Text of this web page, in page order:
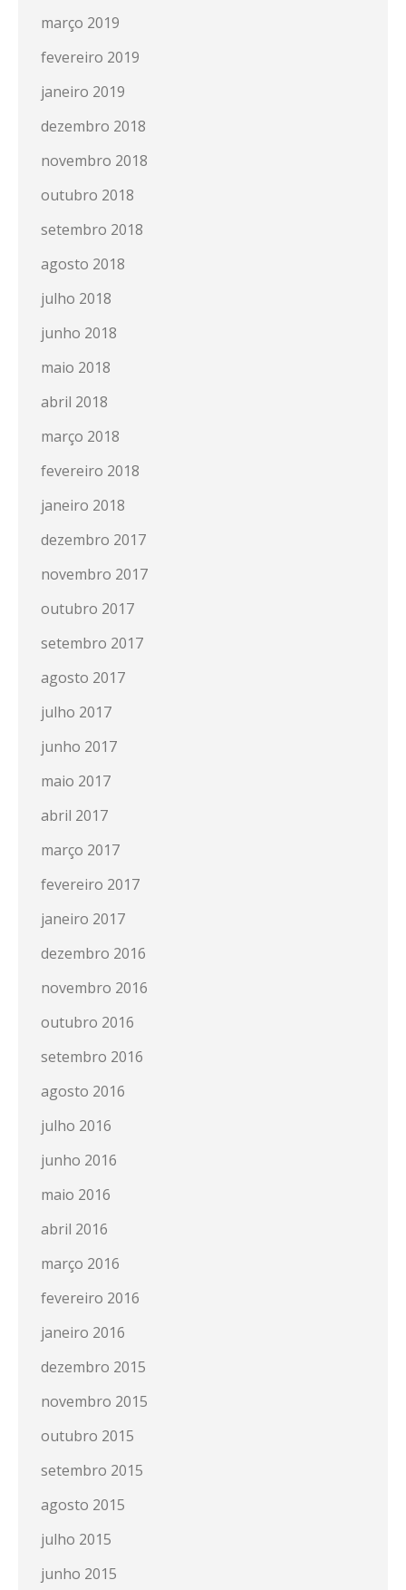
março 2019
fevereiro 2019
janeiro 2019
dezembro 2018
novembro 2018
outubro 2018
setembro 2018
agosto 2018
julho 2018
junho 2018
maio 2018
abril 2018
março 2018
fevereiro 2018
janeiro 2018
dezembro 2017
novembro 2017
outubro 2017
setembro 2017
agosto 2017
julho 2017
junho 2017
maio 2017
abril 2017
março 2017
fevereiro 2017
janeiro 2017
dezembro 2016
novembro 2016
outubro 2016
setembro 2016
agosto 2016
julho 2016
junho 2016
maio 2016
abril 2016
março 2016
fevereiro 2016
janeiro 2016
dezembro 2015
novembro 2015
outubro 2015
setembro 2015
agosto 2015
julho 2015
junho 2015